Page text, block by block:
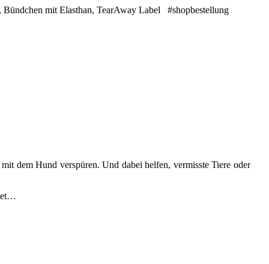
Bündchen mit Elasthan, TearAway Label #shopbestellung
dem Hund verspüren. Und dabei helfen, vermisste Tiere oder